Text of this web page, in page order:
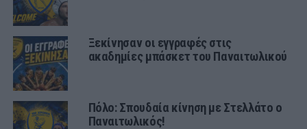
Ξεκίνησαν οι εγγραφές στις
ακαδημίες μπάσκετ του Παναιτωλικού
Πόλο: Σπουδαία κίνηση με Στελλάτο ο
Παναιτωλικός!